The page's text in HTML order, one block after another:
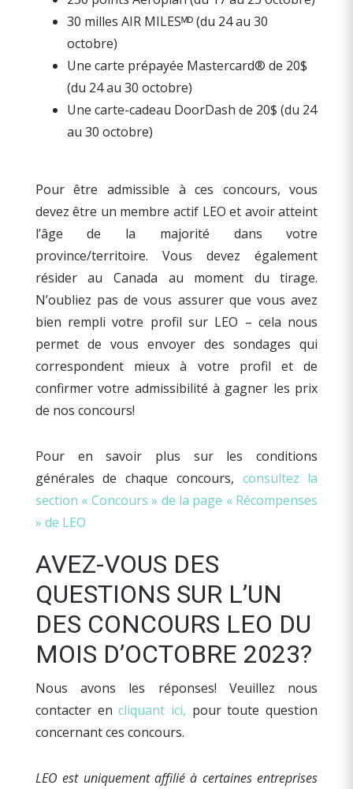
30 milles AIR MILESᴹᴰ (du 24 au 30
octobre)
Une carte prépayée Mastercard® de 20$
(du 24 au 30 octobre)
Une carte-cadeau DoorDash de 20$ (du 24
au 30 octobre)
Pour être admissible à ces concours, vous
devez être un membre actif LEO et avoir atteint
l’âge de la majorité dans votre
province/territoire. Vous devez également
résider au Canada au moment du tirage.
N’oubliez pas de vous assurer que vous avez
bien rempli votre profil sur LEO – cela nous
permet de vous envoyer des sondages qui
correspondent mieux à votre profil et de
confirmer votre admissibilité à gagner les prix
de nos concours!
Pour en savoir plus sur les conditions
générales de chaque concours, consultez la
section « Concours » de la page « Récompenses
» de LEO
AVEZ-VOUS DES
QUESTIONS SUR L’UN
DES CONCOURS LEO DU
MOIS D’OCTOBRE 2023?
Nous avons les réponses! Veuillez nous
contacter encliquant ici, pour toute question
concernant ces concours.
LEO est uniquement affilié à certaines entreprises